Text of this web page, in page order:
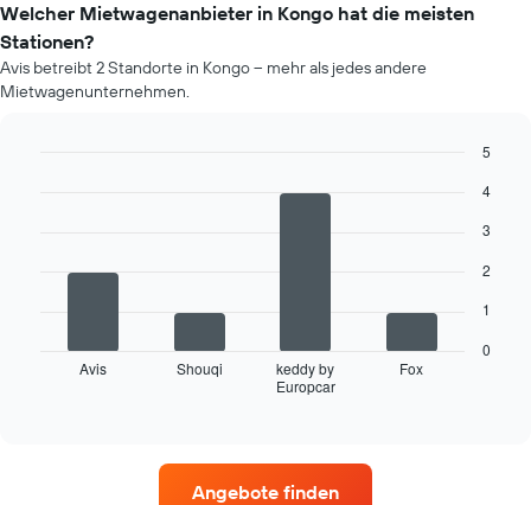
Welcher Mietwagenanbieter in Kongo hat die meisten
Stationen?
Avis betreibt 2 Standorte in Kongo – mehr als jedes andere
Mietwagenunternehmen.
Diagramm
Avis Shouqi
keddy by
Europcar
Fox
0
1
2
3
4
5
Angebote finden